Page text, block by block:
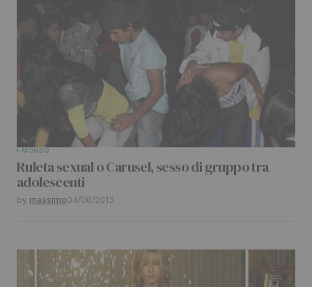
MONDO
Ruleta sexual o Carusel, sesso di gruppo tra
adolescenti
by massimo04/06/2013